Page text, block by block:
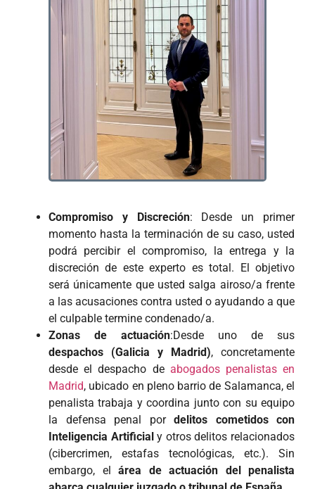
Compromiso y Discreción: Desde un primer
momento hasta la terminación de su caso, usted
podrá percibir el compromiso, la entrega y la
discreción de este experto es total. El objetivo
será únicamente que usted salga airoso/a frente
a las acusaciones contra usted o ayudando a que
el culpable termine condenado/a.
Zonas de actuación:Desde uno de sus
despachos (Galicia y Madrid), concretamente
desde el despacho de abogados penalistas en
Madrid, ubicado en pleno barrio de Salamanca, el
penalista trabaja y coordina junto con su equipo
la defensa penal por delitos cometidos con
Inteligencia Artificialy otros delitos relacionados
(cibercrimen, estafas tecnológicas, etc.). Sin
embargo, el área de actuación del penalista